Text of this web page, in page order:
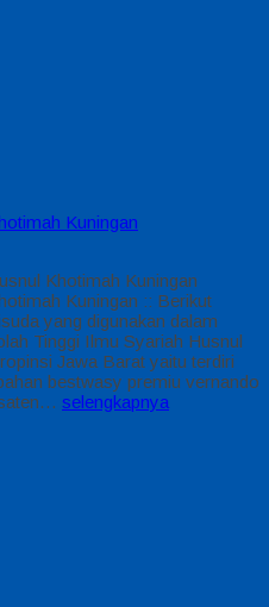
Kuningan
Khotimah Kuningan
Kuningan :: Berikut
yang digunakan dalam
Tinggi Ilmu Syariah Husnul
Jawa Barat yaitu terdiri
bestwasy premiu vernando
selengkapnya